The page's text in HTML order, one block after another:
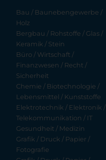
Bau / Baunebengewerbe /
Holz
Bergbau / Rohstoffe / Glas /
Keramik / Stein
Büro / Wirtschaft /
Finanzwesen / Recht /
Sicherheit
Chemie / Biotechnologie /
Lebensmittel / Kunststoffe
Elektrotechnik / Elektronik /
Telekommunikation / IT
Gesundheit / Medizin
Grafik / Druck / Papier /
Fotografie